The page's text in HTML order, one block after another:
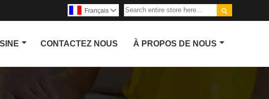

Français 
CONTACTEZ NOUS À PROPOS DE NOUS